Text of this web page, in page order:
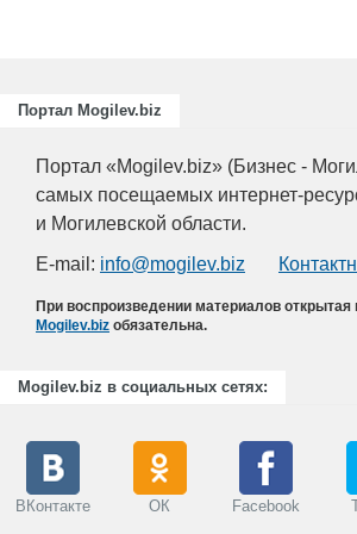
Портал Mogilev.biz
Портал «Mogilev.biz» (Бизнес -
самых посещаемых интернет-
и Могилевской области.
E-mail: info@mogilev.biz
При воспроизведении материалов открытая
Mogilev.biz обязательна.
Mogilev.biz в социальных сетях:
ВКонтакте ОК Facebook